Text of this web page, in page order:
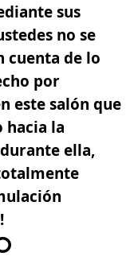
sus
no se
cuenta de lo
por
este salón que
hacia la
ella,